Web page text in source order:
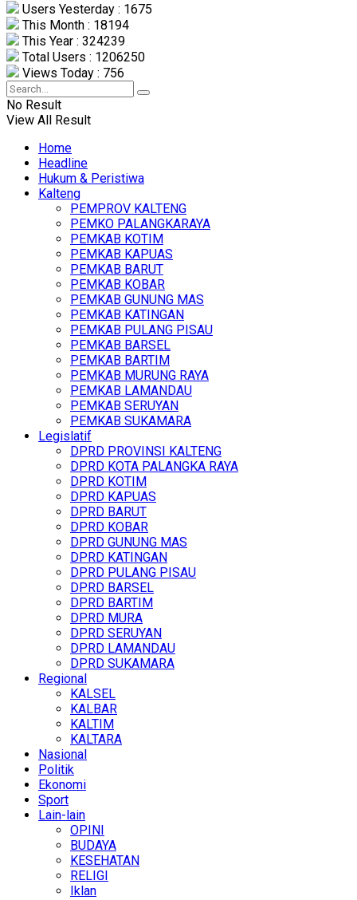
Users Yesterday : 1675
This Month : 18194
This Year : 324239
Total Users : 1206250
Views Today : 756
No Result
View All Result
Home
Headline
Hukum & Peristiwa
Kalteng
PEMPROV KALTENG
PEMKO PALANGKARAYA
PEMKAB KOTIM
PEMKAB KAPUAS
PEMKAB BARUT
PEMKAB KOBAR
PEMKAB GUNUNG MAS
PEMKAB KATINGAN
PEMKAB PULANG PISAU
PEMKAB BARSEL
PEMKAB BARTIM
PEMKAB MURUNG RAYA
PEMKAB LAMANDAU
PEMKAB SERUYAN
PEMKAB SUKAMARA
Legislatif
DPRD PROVINSI KALTENG
DPRD KOTA PALANGKA RAYA
DPRD KOTIM
DPRD KAPUAS
DPRD BARUT
DPRD KOBAR
DPRD GUNUNG MAS
DPRD KATINGAN
DPRD PULANG PISAU
DPRD BARSEL
DPRD BARTIM
DPRD MURA
DPRD SERUYAN
DPRD LAMANDAU
DPRD SUKAMARA
Regional
KALSEL
KALBAR
KALTIM
KALTARA
Nasional
Politik
Ekonomi
Sport
Lain-lain
OPINI
BUDAYA
KESEHATAN
RELIGI
Iklan